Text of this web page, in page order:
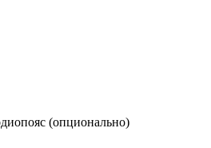
(опционально)